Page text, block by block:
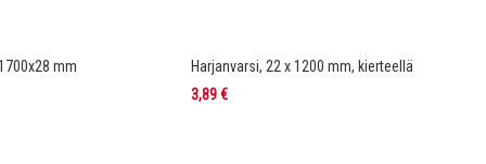
mm
Harjanvarsi, 22 x 1200 mm, kierteellä
3,89 €